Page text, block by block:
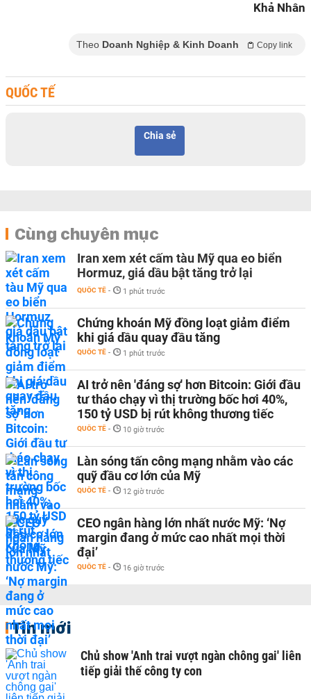
Khả Nhân
Theo Doanh Nghiệp & Kinh Doanh Copy link
QUỐC TẾ
Chia sẻ
Cùng chuyên mục
Iran xem xét cấm tàu Mỹ qua eo biển
Hormuz, giá dầu bật tăng trở lại
QUỐC TẾ - 1 phút trước
Chứng khoán Mỹ đồng loạt giảm điểm
khi giá dầu quay đầu tăng
QUỐC TẾ - 1 phút trước
AI trở nên 'đáng sợ' hơn Bitcoin: Giới đầu
tư tháo chạy vì thị trường bốc hơi 40%,
150 tỷ USD bị rút không thương tiếc
QUỐC TẾ - 10 giờ trước
Làn sóng tấn công mạng nhằm vào các
quỹ đầu cơ lớn của Mỹ
QUỐC TẾ - 12 giờ trước
CEO ngân hàng lớn nhất nước Mỹ: ‘Nợ
margin đang ở mức cao nhất mọi thời
đại’
QUỐC TẾ - 16 giờ trước
Tin mới
Chủ show 'Anh trai vượt ngàn chông gai' liên
tiếp giải thế công ty con